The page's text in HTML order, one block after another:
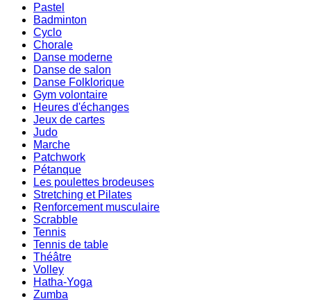
Pastel
Badminton
Cyclo
Chorale
Danse moderne
Danse de salon
Danse Folklorique
Gym volontaire
Heures d'échanges
Jeux de cartes
Judo
Marche
Patchwork
Pétanque
Les poulettes brodeuses
Stretching et Pilates
Renforcement musculaire
Scrabble
Tennis
Tennis de table
Théâtre
Volley
Hatha-Yoga
Zumba